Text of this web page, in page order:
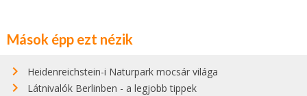
Mások épp ezt nézik
Heidenreichstein-i Naturpark mocsár világa
Látnivalók Berlinben - a legjobb tippek